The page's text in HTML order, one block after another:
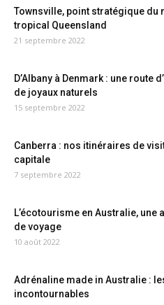
Townsville, point stratégique du
tropical Queensland
21 septembre 2022
D’Albany à Denmark : une route
de joyaux naturels
15 septembre 2022
Canberra : nos itinéraires de
capitale
7 septembre 2022
L’écotourisme en Australie, une
de voyage
10 août 2022
Adrénaline made in Australie :
incontournables